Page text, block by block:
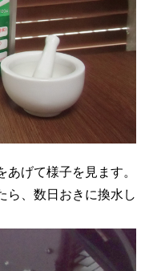
あげて様子を見ます。
ら、数日おきに換水し